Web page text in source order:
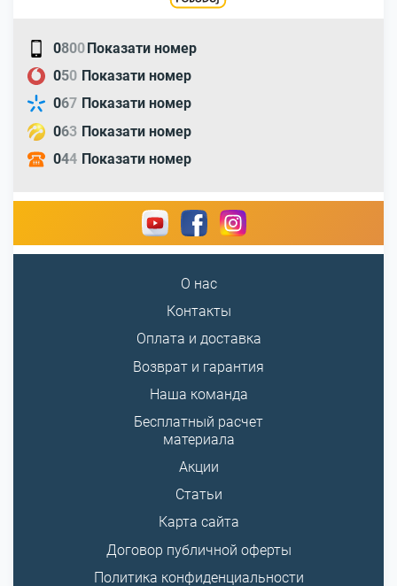
0800Показати номер
050 Показати номер
067 Показати номер
063 Показати номер
044 Показати номер
О нас
Контакты
Оплата и доставка
Возврат и гарантия
Наша команда
Бесплатный расчет
материала
Акции
Статьи
Карта сайта
Договор публичной оферты
Политика конфиденциальности